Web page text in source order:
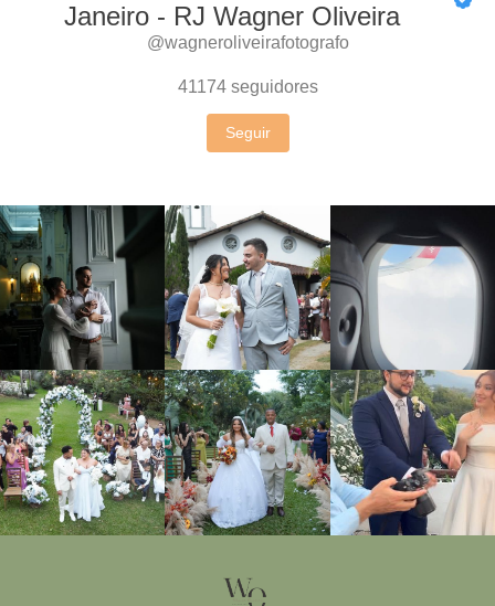
Janeiro - RJ Wagner Oliveira
@wagneroliveirafotografo
41174 seguidores
Seguir